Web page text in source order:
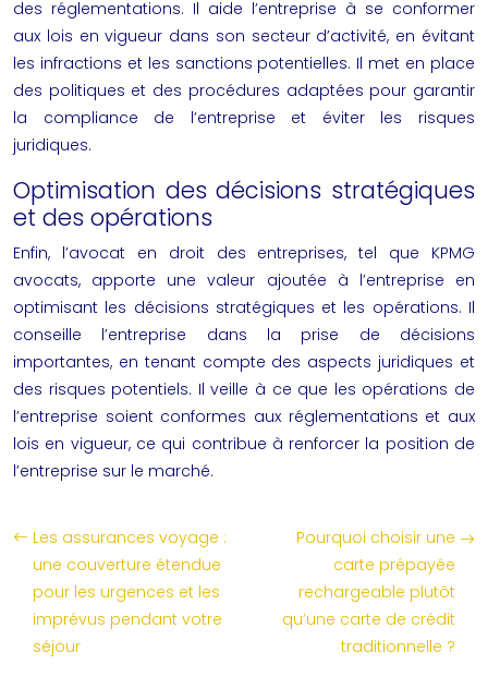
des réglementations. Il aide l’entreprise à se conformer
aux lois en vigueur dans son secteur d’activité, en évitant
les infractions et les sanctions potentielles. Il met en place
des politiques et des procédures adaptées pour garantir
la compliance de l’entreprise et éviter les risques
juridiques.
Optimisation des décisions stratégiques
et des opérations
Enfin, l’avocat en droit des entreprises, tel que KPMG
avocats, apporte une valeur ajoutée à l’entreprise en
optimisant les décisions stratégiques et les opérations. Il
conseille l’entreprise dans la prise de décisions
importantes, en tenant compte des aspects juridiques et
des risques potentiels. Il veille à ce que les opérations de
l’entreprise soient conformes aux réglementations et aux
lois en vigueur, ce qui contribue à renforcer la position de
l’entreprise sur le marché.
Les assurances voyage :
une couverture étendue
pour les urgences et les
imprévus pendant votre
séjour
Pourquoi choisir une
carte prépayée
rechargeable plutôt
qu’une carte de crédit
traditionnelle ?